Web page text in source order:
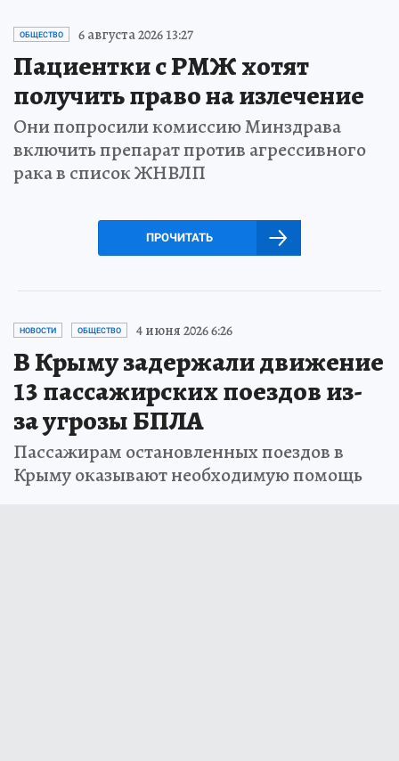
ОБЩЕСТВО 6 августа 2026 13:27
Пациентки с РМЖ хотят
получить право на излечение
Они попросили комиссию Минздрава
включить препарат против агрессивного
рака в список ЖНВЛП
ПРОЧИТАТЬ
НОВОСТИ ОБЩЕСТВО 4 июня 2026 6:26
В Крыму задержали движение
13 пассажирских поездов из-
за угрозы БПЛА
Пассажирам остановленных поездов в
Крыму оказывают необходимую помощь